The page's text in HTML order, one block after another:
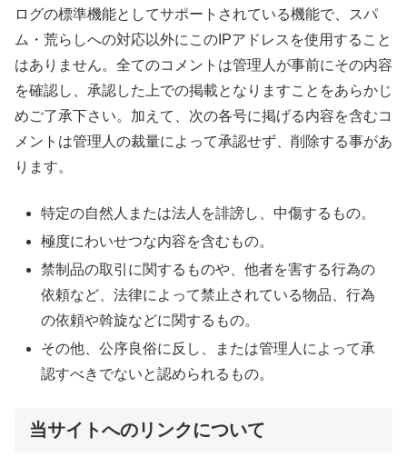
ログの標準機能としてサポートされている機能で、スパ
ム・荒らしへの対応以外にこのIPアドレスを使用すること
はありません。全てのコメントは管理人が事前にその内容
を確認し、承認した上での掲載となりますことをあらかじ
めご了承下さい。加えて、次の各号に掲げる内容を含むコ
メントは管理人の裁量によって承認せず、削除する事があ
ります。
特定の自然人または法人を誹謗し、中傷するもの。
極度にわいせつな内容を含むもの。
禁制品の取引に関するものや、他者を害する行為の
依頼など、法律によって禁止されている物品、行為
の依頼や斡旋などに関するもの。
その他、公序良俗に反し、または管理人によって承
認すべきでないと認められるもの。
当サイトへのリンクについて